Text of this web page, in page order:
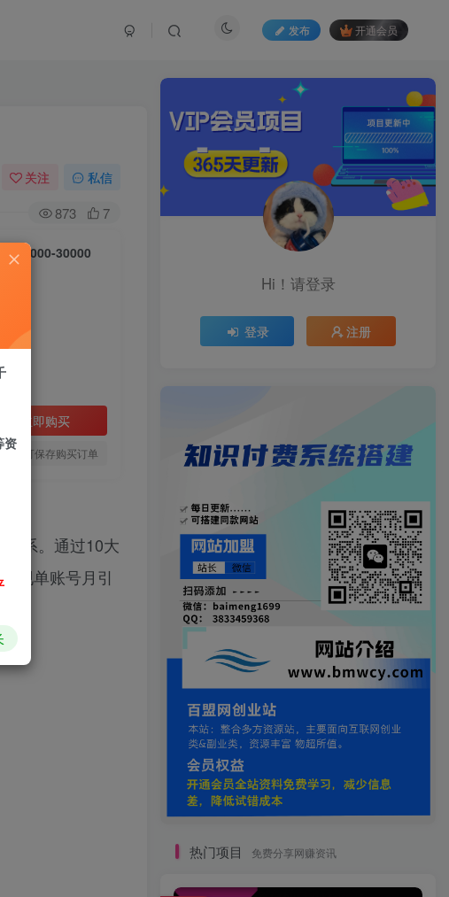
发布 开通会员
关注 私信
873 7
现5000-30000
立即购买
，可保存购买订单
系。通过10大
现单账号月引
Hi！请登录
登录 注册
热门项目 免费分享网赚资讯
资